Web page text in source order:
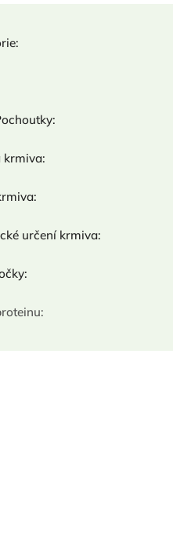
:
:
krmiva:
:
určení krmiva:
:
: